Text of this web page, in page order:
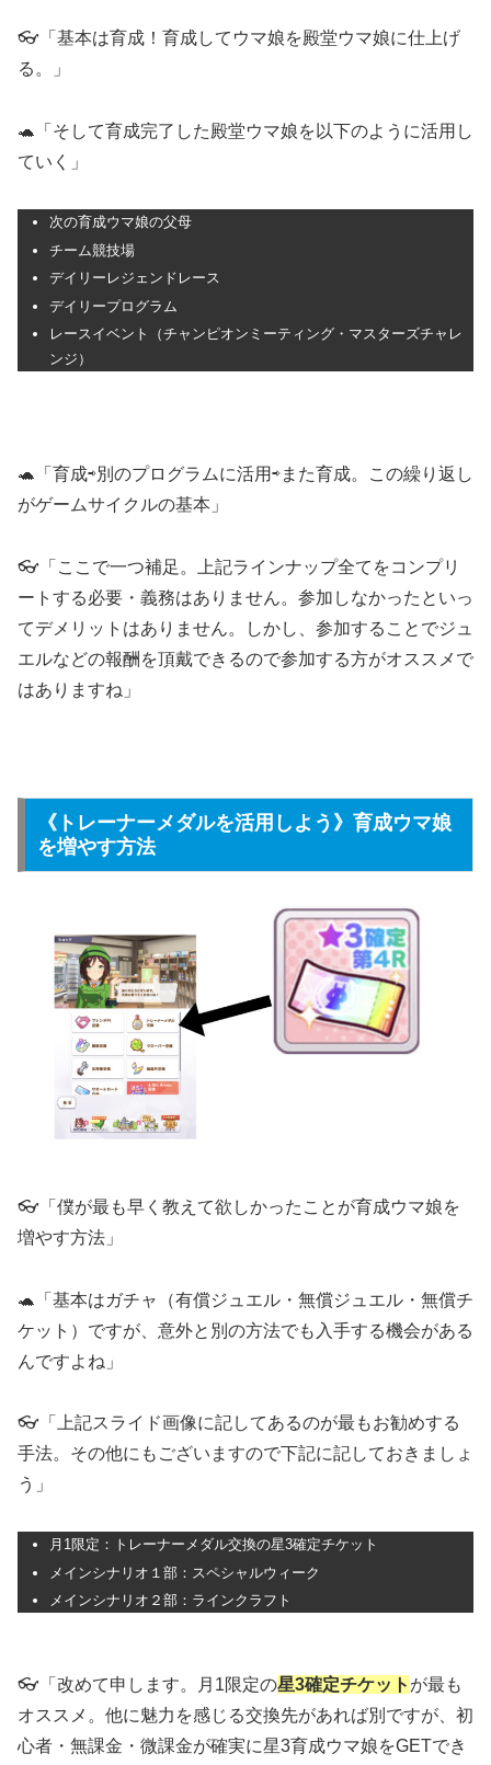
👓「基本は育成！育成してウマ娘を殿堂ウマ娘に仕上げ
る。」
🐢「そして育成完了した殿堂ウマ娘を以下のように活用し
ていく」
次の育成ウマ娘の父母
チーム競技場
デイリーレジェンドレース
デイリープログラム
レースイベント（チャンピオンミーティング・マスターズチャレ
ンジ）
🐢「育成⇨別のプログラムに活用⇨また育成。この繰り返し
がゲームサイクルの基本」
👓「ここで一つ補足。上記ラインナップ全てをコンプリ
ートする必要・義務はありません。参加しなかったといっ
てデメリットはありません。しかし、参加することでジュ
エルなどの報酬を頂戴できるので参加する方がオススメで
はありますね」
《トレーナーメダルを活用しよう》育成ウマ娘
を増やす方法
👓「僕が最も早く教えて欲しかったことが育成ウマ娘を
増やす方法」
🐢「基本はガチャ（有償ジュエル・無償ジュエル・無償チ
ケット）ですが、意外と別の方法でも入手する機会がある
んですよね」
👓「上記スライド画像に記してあるのが最もお勧めする
手法。その他にもございますので下記に記しておきましょ
う」
月1限定：トレーナーメダル交換の星3確定チケット
メインシナリオ１部：スペシャルウィーク
メインシナリオ２部：ラインクラフト
👓「改めて申します。月1限定の星3確定チケット が最も
オススメ。他に魅力を感じる交換先があれば別ですが、初
心者・無課金・微課金が確実に星3育成ウマ娘をGETでき